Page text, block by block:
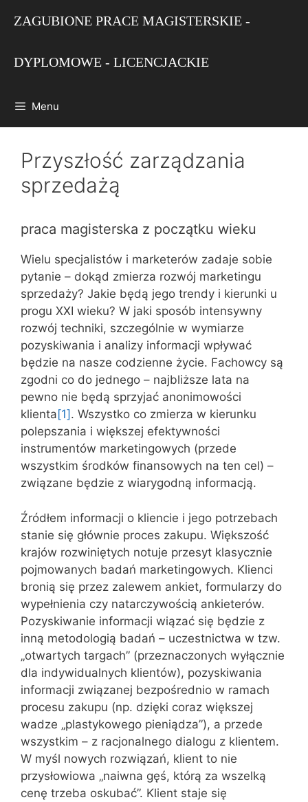
ZAGUBIONE PRACE MAGISTERSKIE -
DYPLOMOWE - LICENCJACKIE
Menu
Przyszłość zarządzania
sprzedażą
praca magisterska z początku wieku
Wielu specjalistów i marketerów zadaje sobie
pytanie – dokąd zmierza rozwój marketingu
sprzedaży? Jakie będą jego trendy i kierunki u
progu XXI wieku? W jaki sposób intensywny
rozwój techniki, szczególnie w wymiarze
pozyskiwania i analizy informacji wpływać
będzie na nasze codzienne życie. Fachowcy są
zgodni co do jednego – najbliższe lata na
pewno nie będą sprzyjać anonimowości
klienta [1] . Wszystko co zmierza w kierunku
polepszania i większej efektywności
instrumentów marketingowych (przede
wszystkim środków finansowych na ten cel) –
związane będzie z wiarygodną informacją.
Źródłem informacji o kliencie i jego potrzebach
stanie się głównie proces zakupu. Większość
krajów rozwiniętych notuje przesyt klasycznie
pojmowanych badań marketingowych. Klienci
bronią się przez zalewem ankiet, formularzy do
wypełnienia czy natarczywością ankieterów.
Pozyskiwanie informacji wiązać się będzie z
inną metodologią badań – uczestnictwa w tzw.
„otwartych targach” (przeznaczonych wyłącznie
dla indywidualnych klientów), pozyskiwania
informacji związanej bezpośrednio w ramach
procesu zakupu (np. dzięki coraz większej
wadze „plastykowego pieniądza”), a przede
wszystkim – z racjonalnego dialogu z klientem.
W myśl nowych rozwiązań, klient to nie
przysłowiowa „naiwna gęś, którą za wszelką
cenę trzeba oskubać”. Klient staje się